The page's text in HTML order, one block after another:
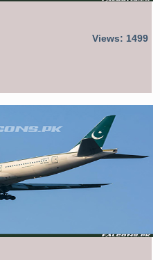
Views: 1499